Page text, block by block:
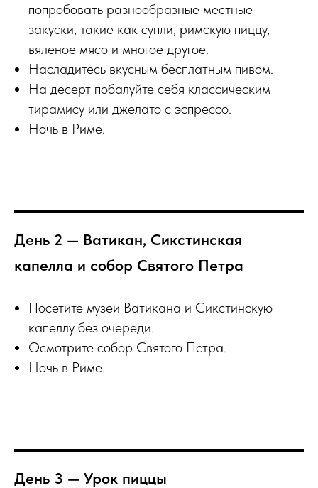
попробовать разнообразные местные
закуски, такие как супли, римскую пиццу,
вяленое мясо и многое другое.
Насладитесь вкусным бесплатным пивом.
На десерт побалуйте себя классическим
тирамису или джелато с эспрессо.
Ночь в Риме.
День 2 — Ватикан, Сикстинская
капелла и собор Святого Петра
Посетите музеи Ватикана и Сикстинскую
капеллу без очереди.
Осмотрите собор Святого Петра.
Ночь в Риме.
День 3 — Урок пиццы